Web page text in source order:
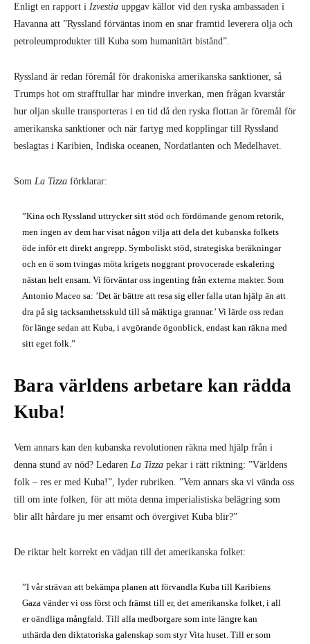
Enligt en rapport i Izvestia uppgav källor vid den ryska ambassaden i
Havanna att ”Ryssland förväntas inom en snar framtid leverera olja och
petroleumprodukter till Kuba som humanitärt bistånd”.
Ryssland är redan föremål för drakoniska amerikanska sanktioner, så
Trumps hot om strafftullar har mindre inverkan, men frågan kvarstår
hur oljan skulle transporteras i en tid då den ryska flottan är föremål för
amerikanska sanktioner och när fartyg med kopplingar till Ryssland
beslagtas i Karibien, Indiska oceanen, Nordatlanten och Medelhavet.
Som La Tizza förklarar:
”Kina och Ryssland uttrycker sitt stöd och fördömande genom retorik,
men ingen av dem har visat någon vilja att dela det kubanska folkets
öde inför ett direkt angrepp. Symboliskt stöd, strategiska beräkningar
och en ö som tvingas möta krigets noggrant provocerade eskalering
nästan helt ensam. Vi förväntar oss ingenting från externa makter. Som
Antonio Maceo sa: ’Det är bättre att resa sig eller falla utan hjälp än att
dra på sig tacksamhetsskuld till så mäktiga grannar.’ Vi lärde oss redan
för länge sedan att Kuba, i avgörande ögonblick, endast kan räkna med
sitt eget folk.”
Bara världens arbetare kan rädda
Kuba!
Vem annars kan den kubanska revolutionen räkna med hjälp från i
denna stund av nöd? Ledaren La Tizza pekar i rätt riktning: ”Världens
folk – res er med Kuba!”, lyder rubriken. ”Vem annars ska vi vända oss
till om inte folken, för att möta denna imperialistiska belägring som
blir allt hårdare ju mer ensamt och övergivet Kuba blir?”
De riktar helt korrekt en vädjan till det amerikanska folket:
”I vår strävan att bekämpa planen att förvandla Kuba till Karibiens
Gaza vänder vi oss först och främst till er, det amerikanska folket, i all
er oändliga mångfald. Till alla medborgare som inte längre kan
uthärda den diktatoriska galenskap som styr Vita huset. Till er som